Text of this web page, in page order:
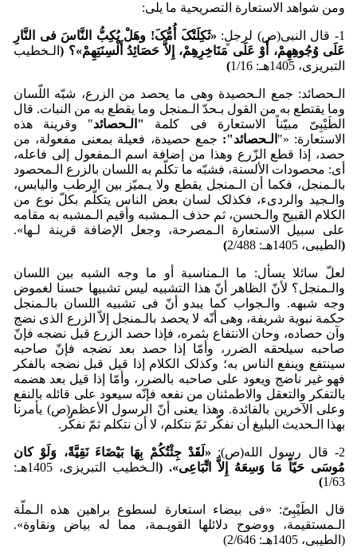
ومن شواهد الاستعارة التصریحیة ما یلی:
1- قال النبی(ص) لرجلٍ: «ثَکِلَتکَ أُمُّکَ! وهَل یُکِبُّ النَّاسَ فی النَّارِ
عَلَی وُجُوهِهِم، ‌أَو عَلَی مَنَاخِرِهِم، إِلاَّ حَصَائِدُ أَلسِنَتِهِم»؟ ( الـخطیب
التبریزی، 1405هـ: 1/16
)
الـحصائد: جمع الـحصیدة وهی ما یحصد من الزرع، شبّه اللّسان
وما یقتطع به من القول بـحدّ الـمنجل وما یقطع به من النبات. قال
الطَیْبِیّ مبیّناً الاستعارة فی کلمة
"الـحصائد" وقرینة هذه
الاستعارة: «" الـحصائد": جمع حصیدة، فعیلة بمعنی مفعولة، من
حصد، إذا قطع الزّرع وهذا من إضافة اسم الـمفعول إلی فاعله،
أی: محصودات الألسنة، فشبّه ما تکلّم به اللسان بالزرع الـمحصود
بالـمنجل، فکما أن الـمنجل یقطع ولا یـمیّز بین الرطب والیابس،
والـجید والردیء، فکذلک لسان بعض الناس یتکلّم بکلّ نوع من
الکلام القبیح والـحسن، ثم حذف الـمشبه وأقیم الـمشبه به مقامه
علی سبیل الاستعارة الـمصرحة، وجعل الإضافة قرینة لـها».
( الطیبی، 1405هـ: 2/488 )
لعلّ سائلا یسأل: ما الـمناسبة أو ما وجه الشبه بین اللسان
والـمنجل؟ لأنّ الظاهر أنّ هذا التشبیه لیس تشبیها حسنا لغموض
وجه شبهه. والـجواب کما یبدو أنّ فی تشبیه اللسان بالـمنجل
حکمة نبویة شریفة، وهی أنّه لا یحصد بالـمنجل إلاّ الزرع الذی نضج
وآن حصاده، وحان الانتفاع بثمره، فإذا حصد الزرع قبل نضجه فإنّ
صاحبه سیلحقه الضرر، وأمّا إذا حصد بعد نضجه فإنّ صاحبه
سینتفع وینفع الناس به؛ وکذلک الکلام إذا قیل قبل نضجه بالفکر
فهو غیر ناضج ویعود علی صاحبه بالضرر، وأمّا إذا قیل بعد هضمه
بالتفکر والتعقل والاطمئنان من نفعه فإنّه سیعود علی قائله بالنفع
وعلی الآخرین بالفائدة. وهذا یعنی أنّ الرسول الأعظم(ص) یأمرنا
بهذا الـحدیث البلیغ أن نفکّر ثمّ نتکلم، لا أن نتکلم ثمّ نفکّر.
2- قال رسول الله(ص): «لَقَد جِئتُکُم بِهَا بَیضَاءَ نَقِیَّةً، وَلَو کان
مُوسَی حَیّاً مَا وَسِعَهُ إِلاَّ اتِّبَاعِی». (
الـخطیب التبریزی، 1405هـ:
1/63
)
قال الطَیْبِیّ: «فی بیضاء استعارة لسطوع براهین هذه الـملّة
الـمستقیمة، ووضوح دلائلها القویـمة، مما له بیاض ونقاوة».
(الطیبی، 1405هـ: 2/646)